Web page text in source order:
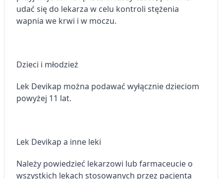
udać się do lekarza w celu kontroli stężenia
wapnia we krwi i w moczu.
Dzieci i młodzież
Lek Devikap można podawać wyłącznie dzieciom
powyżej 11 lat.
Lek Devikap a inne leki
Należy powiedzieć lekarzowi lub farmaceucie o
wszystkich lekach stosowanych przez pacjenta
Użycie dokładnych danych
geolokalizacyjnych
Wydajność (Performance)